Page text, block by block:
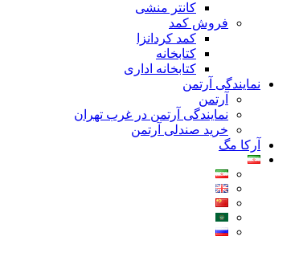
کانتر منشی
فروش کمد
کمد کردانزا
کتابخانه
کتابخانه اداری
نمایندگی آرتمن
آرتمن
نمایندگی آرتمن در غرب تهران
خرید صندلی آرتمن
آرکا مگ